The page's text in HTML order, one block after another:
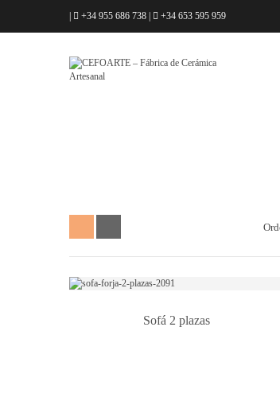
+34 955 686 738 +34 653 595 959
Sofá 2 plazas